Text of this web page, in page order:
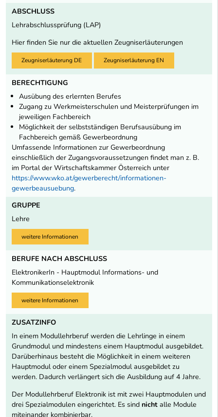
ABSCHLUSS
Lehrabschlussprüfung (LAP)
Hier finden Sie nur die aktuellen Zeugniserläuterungen
Zeugniserläuterung DE Zeugniserläuterung EN
BERECHTIGUNG
Ausübung des erlernten Berufes
Zugang zu Werkmeisterschulen und Meisterprüfungen im
jeweiligen Fachbereich
Möglichkeit der selbstständigen Berufsausübung im
Fachbereich gemäß Gewerbeordnung
Umfassende Informationen zur Gewerbeordnung
einschließlich der Zugangsvoraussetzungen findet man z. B.
im Portal der Wirtschaftskammer Österreich unter
https://www.wko.at/gewerberecht/informationen-
gewerbeausuebung.
GRUPPE
Lehre
weitere Informationen
BERUFE NACH ABSCHLUSS
ElektronikerIn - Hauptmodul Informations- und
Kommunikationselektronik
weitere Informationen
ZUSATZINFO
In einem Modullehrberuf werden die Lehrlinge in einem
Grundmodul und mindestens einem Hauptmodul ausgebildet.
Darüberhinaus besteht die Möglichkeit in einem weiteren
Hauptmodul oder einem Spezialmodul ausgebildet zu
werden. Dadurch verlängert sich die Ausbildung auf 4 Jahre.
Der Modullehrberuf Elektronik ist mit zwei Hauptmodulen und
drei Spezialmodulen eingerichtet. Es sind nicht alle Module
miteinander kombinierbar.